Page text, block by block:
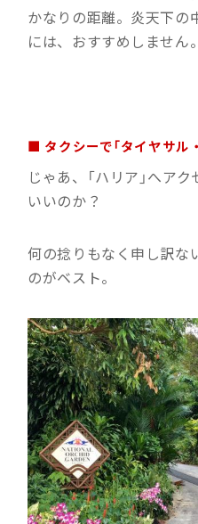
かなりの距離。炎天下の
には、おすすめしません。
■ タクシーで「タイヤサル
じゃあ、「ハリア」へア
いいのか？
何の捻りもなく申し訳な
のがベスト。